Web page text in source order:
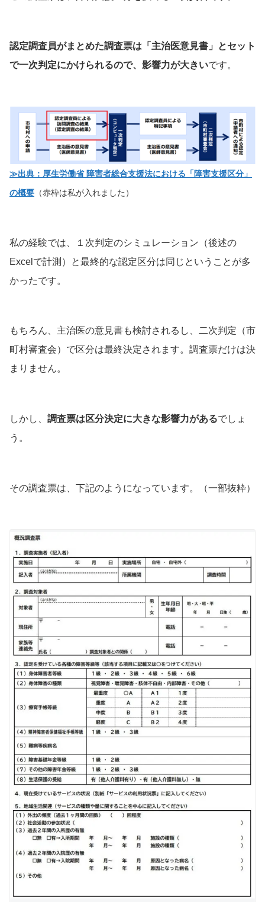
認定調査員がまとめた調査票は「主治医意見書」とセット
で一次判定にかけられるので、影響力が大きいです。
≫出典：厚生労働省 障害者総合支援法における「障害支援区分」
の概要 （赤枠は私が入れました）
私の経験では、１次判定のシミュレーション（後述の
Excelで計測）と最終的な認定区分は同じということが多
かったです。
もちろん、主治医の意見書も検討されるし、二次判定（市
町村審査会）で区分は最終決定されます。調査票だけは決
まりません。
しかし、 調査票は区分決定に大きな影響力があるでしょ
う。
その調査票は、下記のようになっています。（一部抜粋）